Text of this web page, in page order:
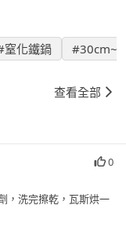
窒化鐵鍋
查看全部
0
，洗完擦乾，瓦斯烘一